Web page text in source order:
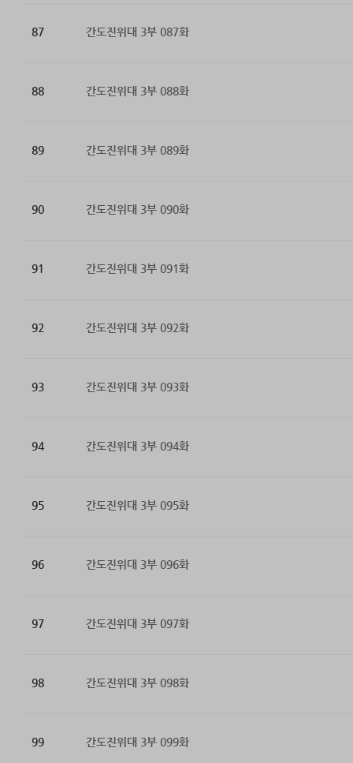
87 간도진위대 3부 087화
88 간도진위대 3부 088화
89 간도진위대 3부 089화
90 간도진위대 3부 090화
91 간도진위대 3부 091화
92 간도진위대 3부 092화
93 간도진위대 3부 093화
94 간도진위대 3부 094화
95 간도진위대 3부 095화
96 간도진위대 3부 096화
97 간도진위대 3부 097화
98 간도진위대 3부 098화
99 간도진위대 3부 099화